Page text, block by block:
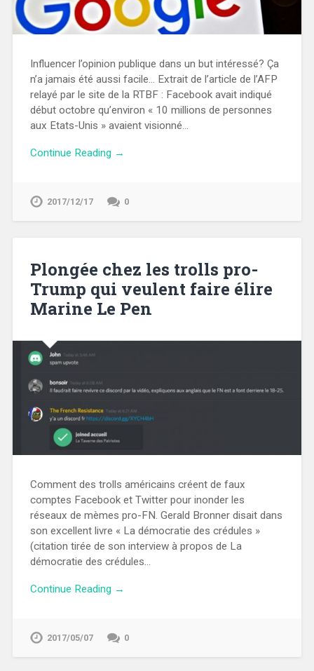
Influencer l’opinion publique dans un but intéressé? Ça
n’a jamais été aussi facile… Extrait de l’article de l’AFP
relayé par le site de la RTBF : Facebook avait indiqué
début octobre qu’environ « 10 millions de personnes
aux Etats-Unis » avaient visionné…
Continue Reading →
2017/12/17 0
Plongée chez les trolls pro-
Trump qui veulent faire élire
Marine Le Pen
Comment des trolls américains créent de faux
comptes Facebook et Twitter pour inonder les
réseaux de mèmes pro-FN. Gerald Bronner disait dans
son excellent livre « La démocratie des crédules »
(citation tirée de son interview à propos de La
démocratie des crédules…
Continue Reading →
2017/05/07 0